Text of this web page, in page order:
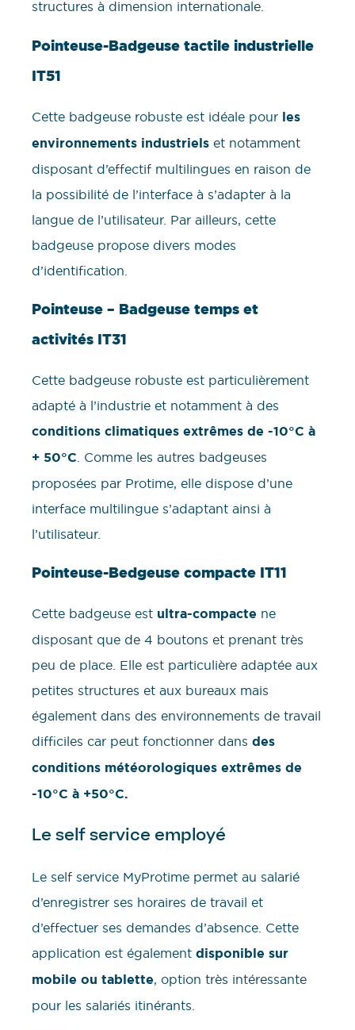
structures à dimension internationale.
Pointeuse-Badgeuse tactile industrielle
IT51
Cette badgeuse robuste est idéale pour les
environnements industriels et notamment
disposant d’effectif multilingues en raison de
la possibilité de l’interface à s’adapter à la
langue de l’utilisateur. Par ailleurs, cette
badgeuse propose divers modes
d’identification.
Pointeuse – Badgeuse temps et
activités IT31
Cette badgeuse robuste est particulièrement
adapté à l’industrie et notamment à des
conditions climatiques extrêmes de -10°C à
+ 50°C . Comme les autres badgeuses
proposées par Protime, elle dispose d’une
interface multilingue s’adaptant ainsi à
l’utilisateur.
Pointeuse-Bedgeuse compacte IT11
Cette badgeuse est ultra-compacte ne
disposant que de 4 boutons et prenant très
peu de place. Elle est particulière adaptée aux
petites structures et aux bureaux mais
également dans des environnements de travail
difficiles car peut fonctionner dans des
conditions météorologiques extrêmes de
-10°C à +50°C.
Le self service employé
Le self service MyProtime permet au salarié
d’enregistrer ses horaires de travail et
d’effectuer ses demandes d’absence. Cette
application est également disponible sur
mobile ou tablette, option très intéressante
pour les salariés itinérants.